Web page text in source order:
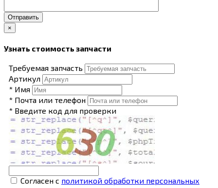
Отправить
×
Узнать стоимость запчасти
Требуемая запчасть
Артикул
* Имя
* Почта или телефон
* Введите код для проверки
Согласен с политикой обработки персональных